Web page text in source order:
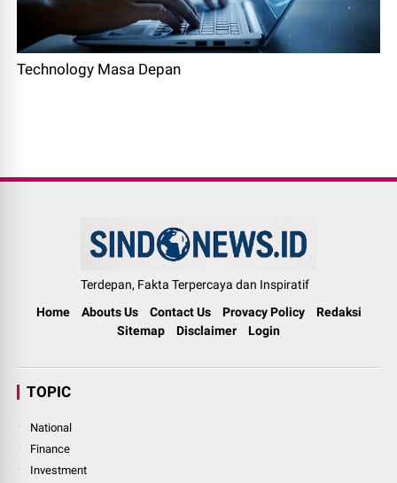
Technology Masa Depan
Terdepan, Fakta Terpercaya dan Inspiratif
Home
Abouts Us Contact Us Provacy Policy
Redaksi
Sitemap
Disclaimer Login
TOPIC
National
Finance
Investment